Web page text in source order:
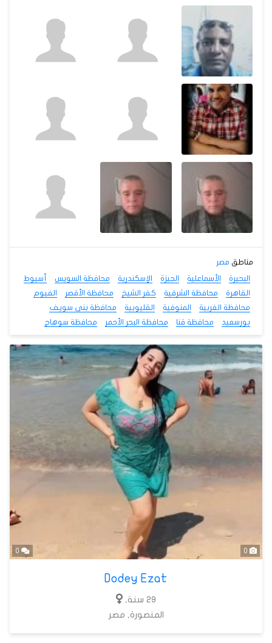
مناطق مصر
البحيرة
الأسماعلية الجيزة الإسكندرية محافظة السويس
أسيوط
القاهرة
محافظة الشرقية كفر الشيخ محافظة الأقصر
الفيوم
محافظة الغربية
المنوفية القليوبية
محافظة بنى سويف
بورسعيد
محافظة قنا محافظة البحر الأحمر محافظة سوهاج
Dodey Ezat
29 سنة,
المنصورة, مصر